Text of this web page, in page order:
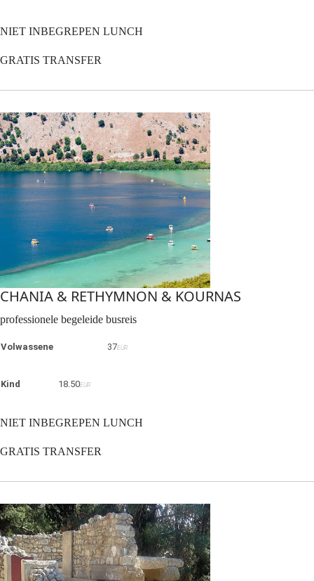
NIET INBEGREPEN LUNCH
GRATIS TRANSFER
CHANIA & RETHYMNON & KOURNAS
professionele begeleide busreis
Volwassene 37EUR
Kind 18.50EUR
NIET INBEGREPEN LUNCH
GRATIS TRANSFER